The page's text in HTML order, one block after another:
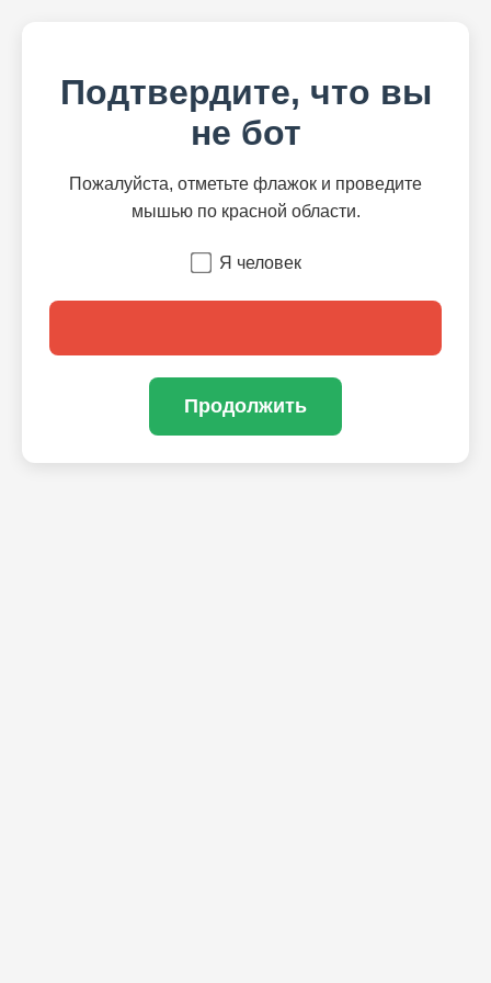
Подтвердите, что вы
не бот
Пожалуйста, отметьте флажок и проведите
мышью по красной области.
Я человек
Продолжить